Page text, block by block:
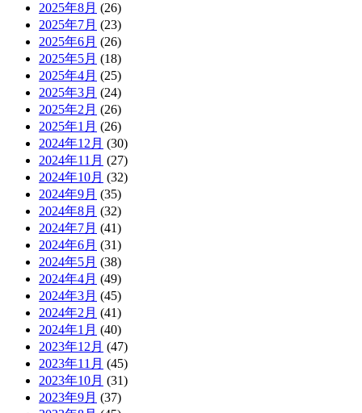
2025年8月 (26)
2025年7月 (23)
2025年6月 (26)
2025年5月 (18)
2025年4月 (25)
2025年3月 (24)
2025年2月 (26)
2025年1月 (26)
2024年12月 (30)
2024年11月 (27)
2024年10月 (32)
2024年9月 (35)
2024年8月 (32)
2024年7月 (41)
2024年6月 (31)
2024年5月 (38)
2024年4月 (49)
2024年3月 (45)
2024年2月 (41)
2024年1月 (40)
2023年12月 (47)
2023年11月 (45)
2023年10月 (31)
2023年9月 (37)